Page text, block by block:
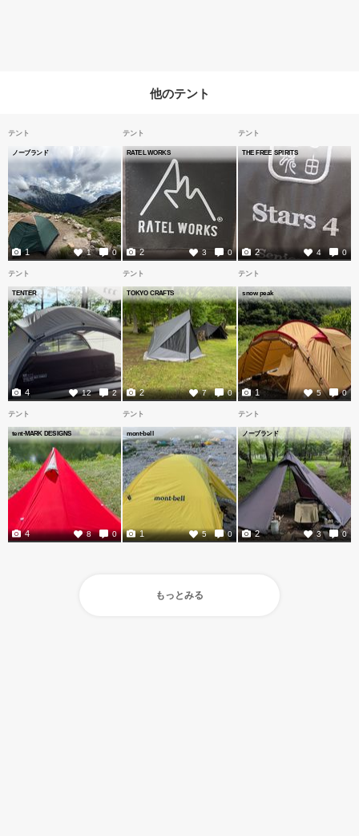
他のテント
テント
ノーブランド
1 0
1
テント
RATEL WORKS
3 0
2
テント
THE FREE SPIRITS
4 0
2
テント
TENTER
12 2
4
テント
TOKYO CRAFTS
7 0
2
テント
snow peak
5 0
1
テント
tent-MARK DESIGNS
8 0
4
テント
mont-bell
5 0
1
テント
ノーブランド
3 0
2
もっとみる